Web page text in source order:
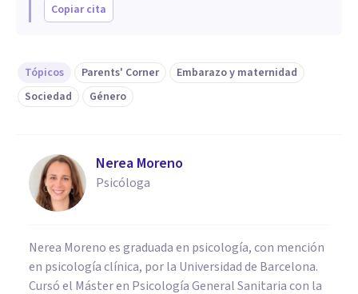
Copiar cita
Tópicos Parents' Corner
Embarazo y maternidad
Sociedad
Género
Nerea Moreno
Psicóloga
Nerea Moreno es graduada en psicología, con mención
en psicología clínica, por la Universidad de Barcelona.
Cursó el Máster en Psicología General Sanitaria con la